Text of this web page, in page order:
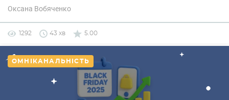
Оксана Вобяченко
1292 43 хв 5.00
ОМНІКАНАЛЬНІСТЬ